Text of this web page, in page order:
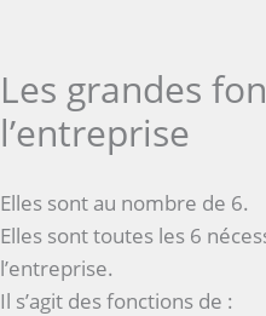
Les grandes
l’entreprise
Elles sont au nombre de 6.
Elles sont toutes les 6
l’entreprise.
Il s’agit des fonctions de :